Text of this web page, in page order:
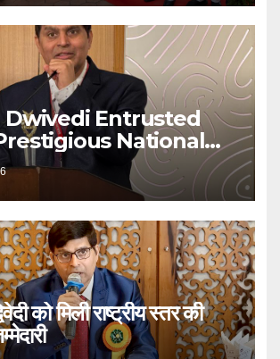
Dwivedi Entrusted
National
को मिली राष्ट्रीय स्तर की